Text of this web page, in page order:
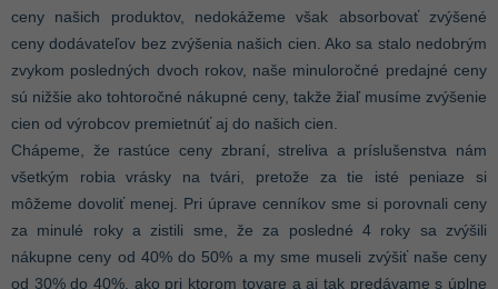
ceny našich produktov, nedokážeme však absorbovať zvýšené
ceny dodávateľov bez zvýšenia našich cien. Ako sa stalo nedobrým
zvykom posledných dvoch rokov, naše minuloročné predajné ceny
sú nižšie ako tohtoročné nákupné ceny, takže žiaľ musíme zvýšenie
cien od výrobcov premietnúť aj do našich cien.
Chápeme, že rastúce ceny zbraní, streliva a príslušenstva nám
všetkým robia vrásky na tvári, pretože za tie isté peniaze si
môžeme dovoliť menej. Pri úprave cenníkov sme si porovnali ceny
za minulé roky a zistili sme, že za posledné 4 roky sa zvýšili
nákupne ceny od 40% do 50% a my sme museli zvýšiť naše ceny
od 30% do 40%, ako pri ktorom tovare a aj tak predávame s úplne